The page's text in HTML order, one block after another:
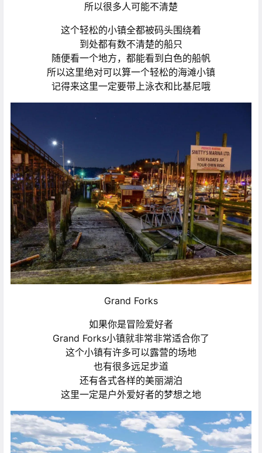
所以很多人可能不清楚
这个轻松的小镇全都被码头围绕着
到处都有数不清楚的船只
随便看一个地方，都能看到白色的船帆
所以这里绝对可以算一个轻松的海滩小镇
记得来这里一定要带上泳衣和比基尼哦
Grand Forks
如果你是冒险爱好者
Grand Forks小镇就非常非常适合你了
这个小镇有许多可以露营的场地
也有很多远足步道
还有各式各样的美丽湖泊
这里一定是户外爱好者的梦想之地